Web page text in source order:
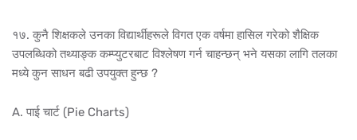
१७. कुनै शिक्षकले उनका विद्यार्थीहरूले विगत एक वर्षमा हासिल गरेको शैक्षिक
उपलब्धिको तथ्याङ्क कम्प्युटरबाट विश्लेषण गर्न चाहन्छन् भने यसका लागि तलका
मध्ये कुन साधन बढी उपयुक्त हुन्छ ?
A. पाई चार्ट (Pie Charts)